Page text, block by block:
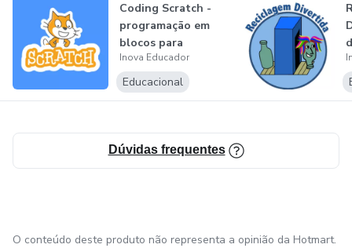
Coding Scratch -
programação em
blocos para
crianças e profe...
Inova Educador
Educacional
Dúvidas frequentes
O conteúdo deste produto não representa a opinião da Hotmart.